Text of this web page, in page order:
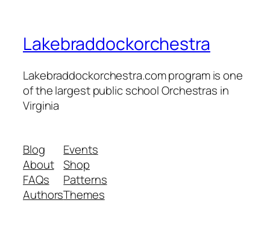
Lakebraddockorchestra
Lakebraddockorchestra.com program is one
of the largest public school Orchestras in
Virginia
Blog
About
FAQs
Authors
Events
Shop
Patterns
Themes